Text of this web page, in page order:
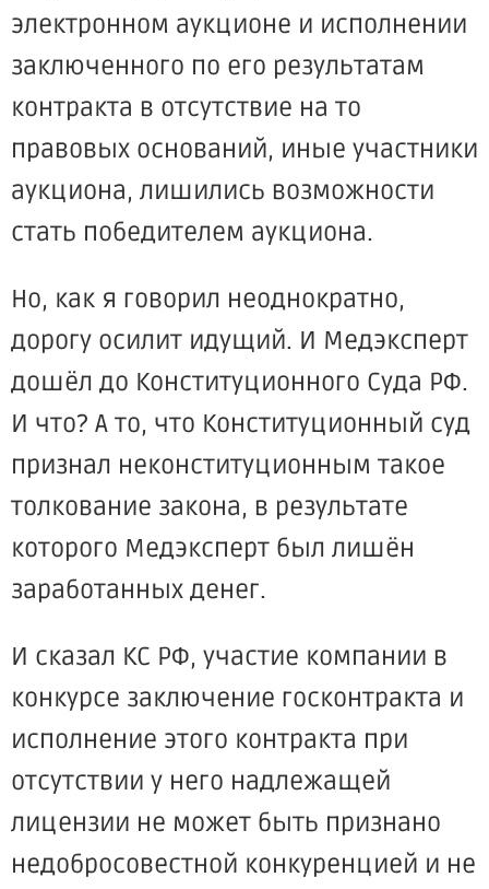
электронном аукционе и исполнении
заключенного по его результатам
контракта в отсутствие на то
правовых оснований, иные участники
аукциона, лишились возможности
стать победителем аукциона.
Но, как я говорил неоднократно,
дорогу осилит идущий. И Медэксперт
дошёл до Конституционного Суда РФ.
И что? А то, что Конституционный суд
признал неконституционным такое
толкование закона, в результате
которого Медэксперт был лишён
заработанных денег.
И сказал КС РФ, участие компании в
конкурсе заключение госконтракта и
исполнение этого контракта при
отсутствии у него надлежащей
лицензии не может быть признано
недобросовестной конкуренцией и не